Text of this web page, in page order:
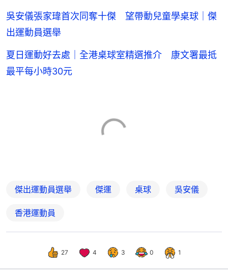
吳安儀張家瑋首次同奪十傑 望帶動兒童學桌球｜傑
出運動員選舉
夏日運動好去處｜全港桌球室精選推介 康文署最抵
最平每小時30元
傑出運動員選舉 傑運 桌球 吳安儀
香港運動員
27 4 3 0 1